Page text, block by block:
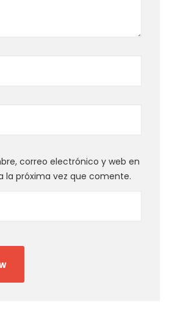
correo electrónico y web en
la próxima vez que comente.